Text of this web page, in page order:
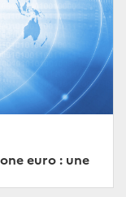
euro : une